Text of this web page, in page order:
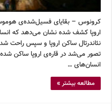
کرونوس – بقایای فسیل‌شده‌ی
اروپا کشف شده نشان می‌دهد که
نئاندرتال ساکن اروپا و سپس راحت
تصور می‌شد در قاره‌ی اروپا ساکن
انسان‌های …
مطالعه بیشتر »